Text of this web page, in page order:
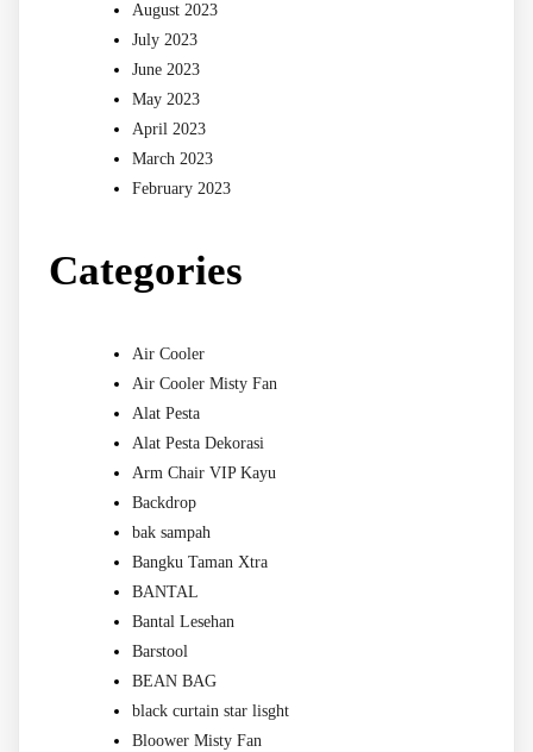
August 2023
July 2023
June 2023
May 2023
April 2023
March 2023
February 2023
Categories
Air Cooler
Air Cooler Misty Fan
Alat Pesta
Alat Pesta Dekorasi
Arm Chair VIP Kayu
Backdrop
bak sampah
Bangku Taman Xtra
BANTAL
Bantal Lesehan
Barstool
BEAN BAG
black curtain star lisght
Bloower Misty Fan